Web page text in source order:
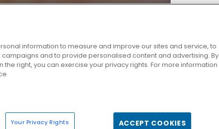
information to measure and improve our sites and service, to
and to provide personalised content and advertising. By
the right, you can exercise your privacy rights. For more information
Your Privacy Rights ACCEPT COOKIES